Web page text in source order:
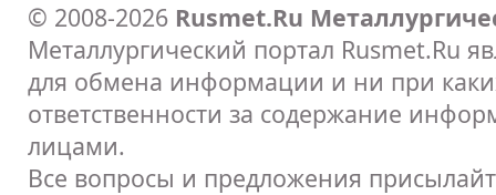
© 2008-2026 Rusmet.Ru
Металлургический портал Rusmet.Ru
для обмена информации и ни при
ответственности за содержание
лицами.
Все вопросы и предложения